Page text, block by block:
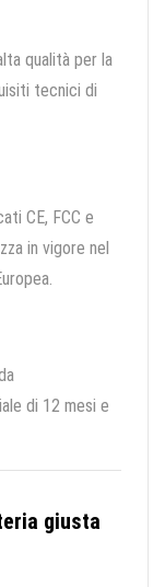
qualità per la
tecnici di
CE, FCC e
in vigore nel
di 12 mesi e
giusta